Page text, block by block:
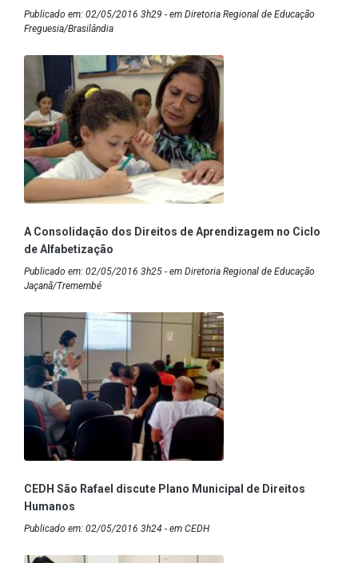
Publicado em: 02/05/2016 3h29 - em Diretoria Regional de Educação
Freguesia/Brasilândia
A Consolidação dos Direitos de Aprendizagem no Ciclo
de Alfabetização
Publicado em: 02/05/2016 3h25 - em Diretoria Regional de Educação
Jaçanã/Tremembé
CEDH São Rafael discute Plano Municipal de Direitos
Humanos
Publicado em: 02/05/2016 3h24 - em CEDH